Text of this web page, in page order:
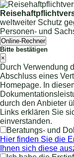
weltweiter Schutz
Personen- und
Online-Rechner
Bitte bestätigen
×
Durch Verwendung
Abschluss eines
Homepage. In
durch den Anbieter
Links erklären Sie
einverstanden.
Beratungs- und
Hier finden Sie die
Ihnen sich diese